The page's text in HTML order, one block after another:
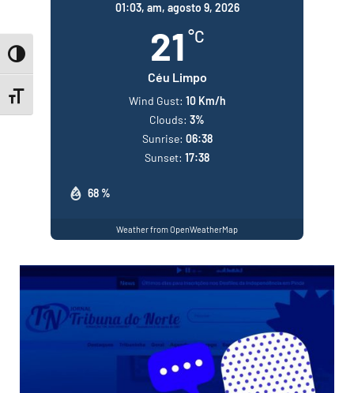
Toggle High Contrast
Toggle Font size
01:03, am, agosto 9, 2026
21 °C
Céu Limpo
68 %
Wind Gust: 10 Km/h
Clouds: 3%
Sunrise: 06:38
Sunset: 17:38
Weather from OpenWeatherMap